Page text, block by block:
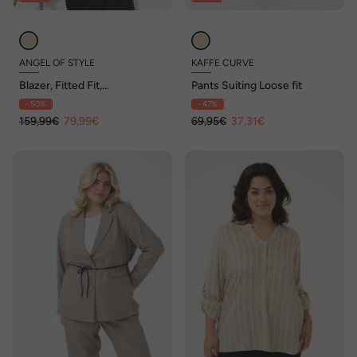
ANGEL OF STYLE
Blazer, Fitted Fit,
luipaardmotief, lange
mouwen
- 50%
159,99€ 79,99€
KAFFE CURVE
Pants Suiting Loose fit
- 47%
69,95€ 37,31€